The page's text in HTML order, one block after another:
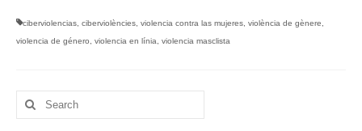
ciberviolencias ciberviolències violencia contra las mujeres violència de gènere
violencia de género
violencia en línia violencia masclista
Search
for: